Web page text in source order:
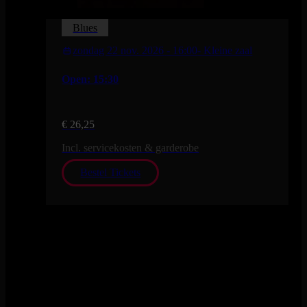
Blues
zondag 22 nov. 2026 - 16:00- Kleine zaal
Open: 15:30
€ 26,25
Incl. servicekosten & garderobe
Bestel Tickets